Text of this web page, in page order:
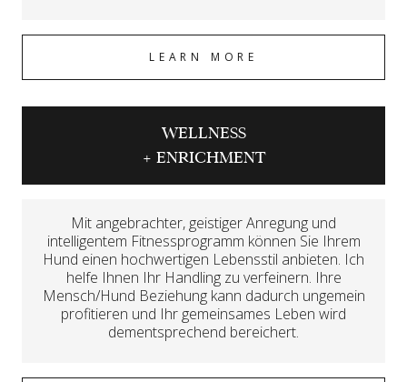
LEARN MORE
WELLNESS
+ ENRICHMENT
Mit angebrachter, geistiger Anregung und
intelligentem Fitnessprogramm können Sie Ihrem
Hund einen hochwertigen Lebensstil anbieten. Ich
helfe Ihnen Ihr Handling zu verfeinern. Ihre
Mensch/Hund Beziehung kann dadurch ungemein
profitieren und Ihr gemeinsames Leben wird
dementsprechend bereichert.